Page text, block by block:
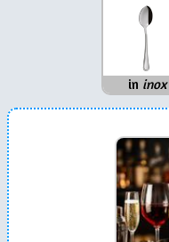
in inox